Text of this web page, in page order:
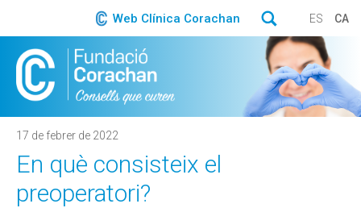
Web Clínica Corachan ES CA
17 de febrer de 2022
En què consisteix el
preoperatori?